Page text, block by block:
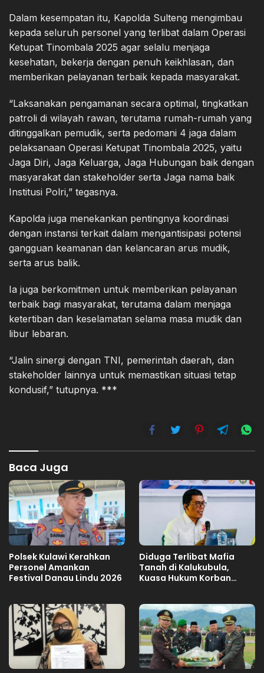
Dalam kesempatan itu, Kapolda Sulteng mengimbau
kepada seluruh personel yang terlibat dalam Operasi
Ketupat Tinombala 2025 agar selalu menjaga
kesehatan, bekerja dengan penuh keikhlasan, dan
memberikan pelayanan terbaik kepada masyarakat.
“Laksanakan pengamanan secara optimal, tingkatkan
patroli di wilayah rawan, terutama rumah-rumah yang
ditinggalkan pemudik, serta pedomani 4 jaga dalam
pelaksanaan Operasi Ketupat Tinombala 2025, yaitu
Jaga Diri, Jaga Keluarga, Jaga Hubungan baik dengan
masyarakat dan stakeholder serta Jaga nama baik
Institusi Polri,” tegasnya.
Kapolda juga menekankan pentingnya koordinasi
dengan instansi terkait dalam mengantisipasi potensi
gangguan keamanan dan kelancaran arus mudik,
serta arus balik.
Ia juga berkomitmen untuk memberikan pelayanan
terbaik bagi masyarakat, terutama dalam menjaga
ketertiban dan keselamatan selama masa mudik dan
libur lebaran.
“Jalin sinergi dengan TNI, pemerintah daerah, dan
stakeholder lainnya untuk memastikan situasi tetap
kondusif,” tutupnya. ***
Baca Juga
Polsek Kulawi Kerahkan
Personel Amankan
Festival Danau Lindu 2026
Diduga Terlibat Mafia
Tanah di Kalukubula,
Kuasa Hukum Korban